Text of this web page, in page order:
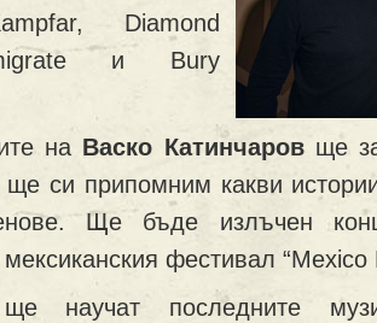
Diamond
и Bury
на Васко Катинчаровще
ще си припомним какви
. Ще бъде излъчен
фестивал
ще научат последните